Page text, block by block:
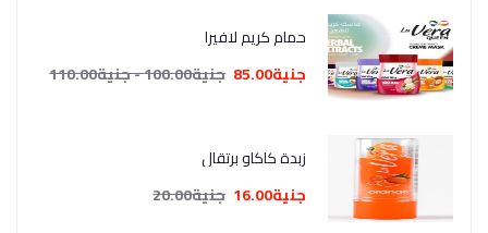
حمام كريم لافيرا
جنية85.00
جنية100.00 - جنية110.00
زبدة كاكاو برتقال
جنية16.00
جنية20.00